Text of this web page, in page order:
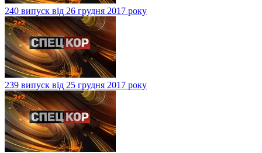
240 випуск від 26 грудня 2017 року
239 випуск від 25 грудня 2017 року